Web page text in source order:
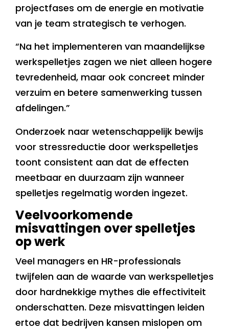
projectfases om de energie en motivatie
van je team strategisch te verhogen.
“Na het implementeren van maandelijkse
werkspelletjes zagen we niet alleen hogere
tevredenheid, maar ook concreet minder
verzuim en betere samenwerking tussen
afdelingen.”
Onderzoek naar wetenschappelijk bewijs
voor stressreductie door werkspelletjes
toont consistent aan dat de effecten
meetbaar en duurzaam zijn wanneer
spelletjes regelmatig worden ingezet.
Veelvoorkomende
misvattingen over spelletjes
op werk
Veel managers en HR-professionals
twijfelen aan de waarde van werkspelletjes
door hardnekkige mythes die effectiviteit
onderschatten. Deze misvattingen leiden
ertoe dat bedrijven kansen mislopen om